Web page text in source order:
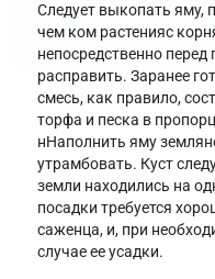
Следует выкопать яму,
чем ком растенияс
непосредственно
расправить. Заранее
смесь, как правило,
торфа и песка в
нНаполнить яму
утрамбовать. Куст
земли находились на
посадки требуется
саженца, и, при
случае ее усадки.